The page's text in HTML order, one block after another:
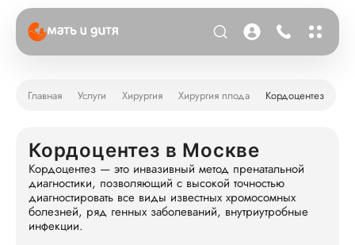
Главная Услуги Хирургия Хирургия плода Кордоцентез
Кордоцентез в Москве
Кордоцентез — это инвазивный метод пренатальной
диагностики, позволяющий с высокой точностью
диагностировать все виды известных хромосомных
болезней, ряд генных заболеваний, внутриутробные
инфекции.